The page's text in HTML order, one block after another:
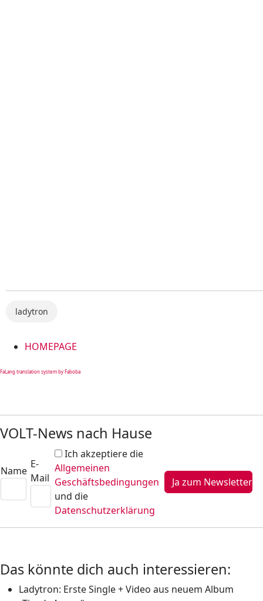
ladytron
HOMEPAGE
FaLang translation system by Faboba
VOLT-News nach Hause
Name
E-
Mail
Ich akzeptiere die
Allgemeinen
Geschäftsbedingungen
und die
Datenschutzerklärung
Das könnte dich auch interessieren:
Ladytron: Erste Single + Video aus neuem Album